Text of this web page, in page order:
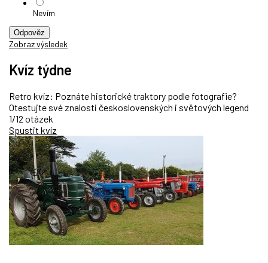
Nevím
Odpověz
Zobraz výsledek
Kvíz týdne
Retro kvíz: Poznáte historické traktory podle fotografie?
Otestujte své znalosti československých i světových legend
1/12 otázek
Spustit kvíz